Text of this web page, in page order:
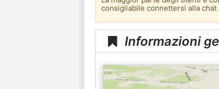
consigliabile connettersi alla
Informazioni